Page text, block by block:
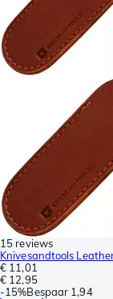
15 reviews
Knivesandtools
€ 11,01
€ 12,95
-15%Bespaar 1,94